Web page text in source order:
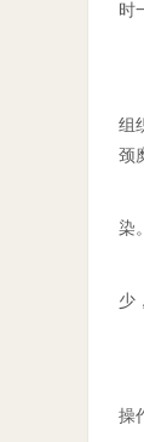
时
组
颈
染。
少
操